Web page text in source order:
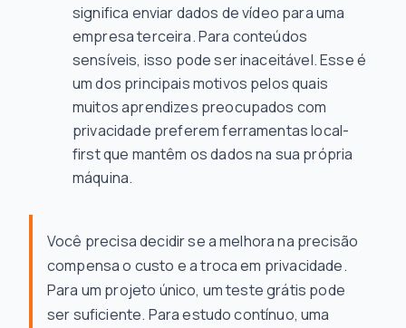
significa enviar dados de vídeo para uma
empresa terceira. Para conteúdos
sensíveis, isso pode ser inaceitável. Esse é
um dos principais motivos pelos quais
muitos aprendizes preocupados com
privacidade preferem ferramentas local-
first que mantêm os dados na sua própria
máquina.
Você precisa decidir se a melhora na precisão
compensa o custo e a troca em privacidade.
Para um projeto único, um teste grátis pode
ser suficiente. Para estudo contínuo, uma